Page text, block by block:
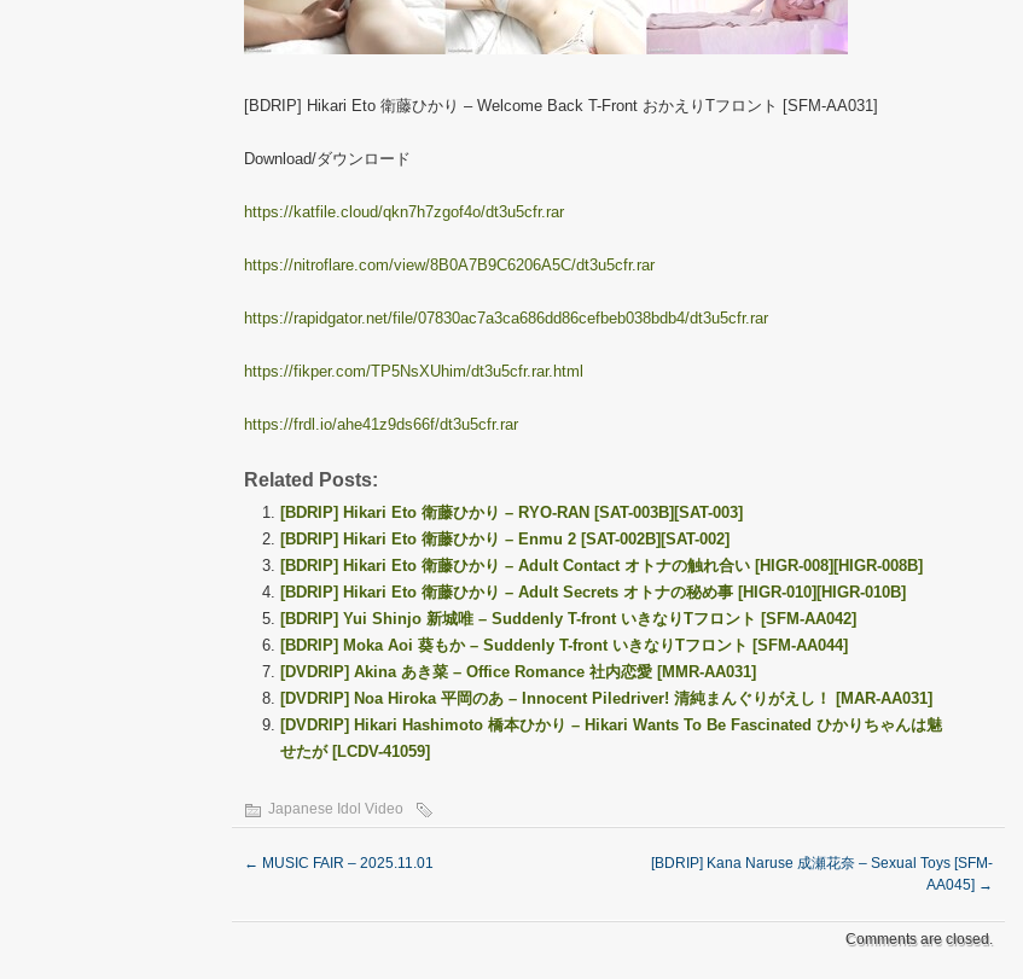
[BDRIP] Hikari Eto 衛藤ひかり – Welcome Back T-Front おかえりTフロント [SFM-AA031]
Download/ダウンロード
https://katfile.cloud/qkn7h7zgof4o/dt3u5cfr.rar
https://nitroflare.com/view/8B0A7B9C6206A5C/dt3u5cfr.rar
https://rapidgator.net/file/07830ac7a3ca686dd86cefbeb038bdb4/dt3u5cfr.rar
https://fikper.com/TP5NsXUhim/dt3u5cfr.rar.html
https://frdl.io/ahe41z9ds66f/dt3u5cfr.rar
Related Posts:
[BDRIP] Hikari Eto 衛藤ひかり – RYO-RAN [SAT-003B][SAT-003]
[BDRIP] Hikari Eto 衛藤ひかり – Enmu 2 [SAT-002B][SAT-002]
[BDRIP] Hikari Eto 衛藤ひかり – Adult Contact オトナの触れ合い [HIGR-008][HIGR-008B]
[BDRIP] Hikari Eto 衛藤ひかり – Adult Secrets オトナの秘め事 [HIGR-010][HIGR-010B]
[BDRIP] Yui Shinjo 新城唯 – Suddenly T-front いきなりTフロント [SFM-AA042]
[BDRIP] Moka Aoi 葵もか – Suddenly T-front いきなりTフロント [SFM-AA044]
[DVDRIP] Akina あき菜 – Office Romance 社内恋愛 [MMR-AA031]
[DVDRIP] Noa Hiroka 平岡のあ – Innocent Piledriver! 清純まんぐりがえし！ [MAR-AA031]
[DVDRIP] Hikari Hashimoto 橋本ひかり – Hikari Wants To Be Fascinated ひかりちゃんは魅
せたが [LCDV-41059]
Japanese Idol Video
← MUSIC FAIR – 2025.11.01
[BDRIP] Kana Naruse 成瀬花奈 – Sexual Toys [SFM-
AA045] →
Comments are closed.